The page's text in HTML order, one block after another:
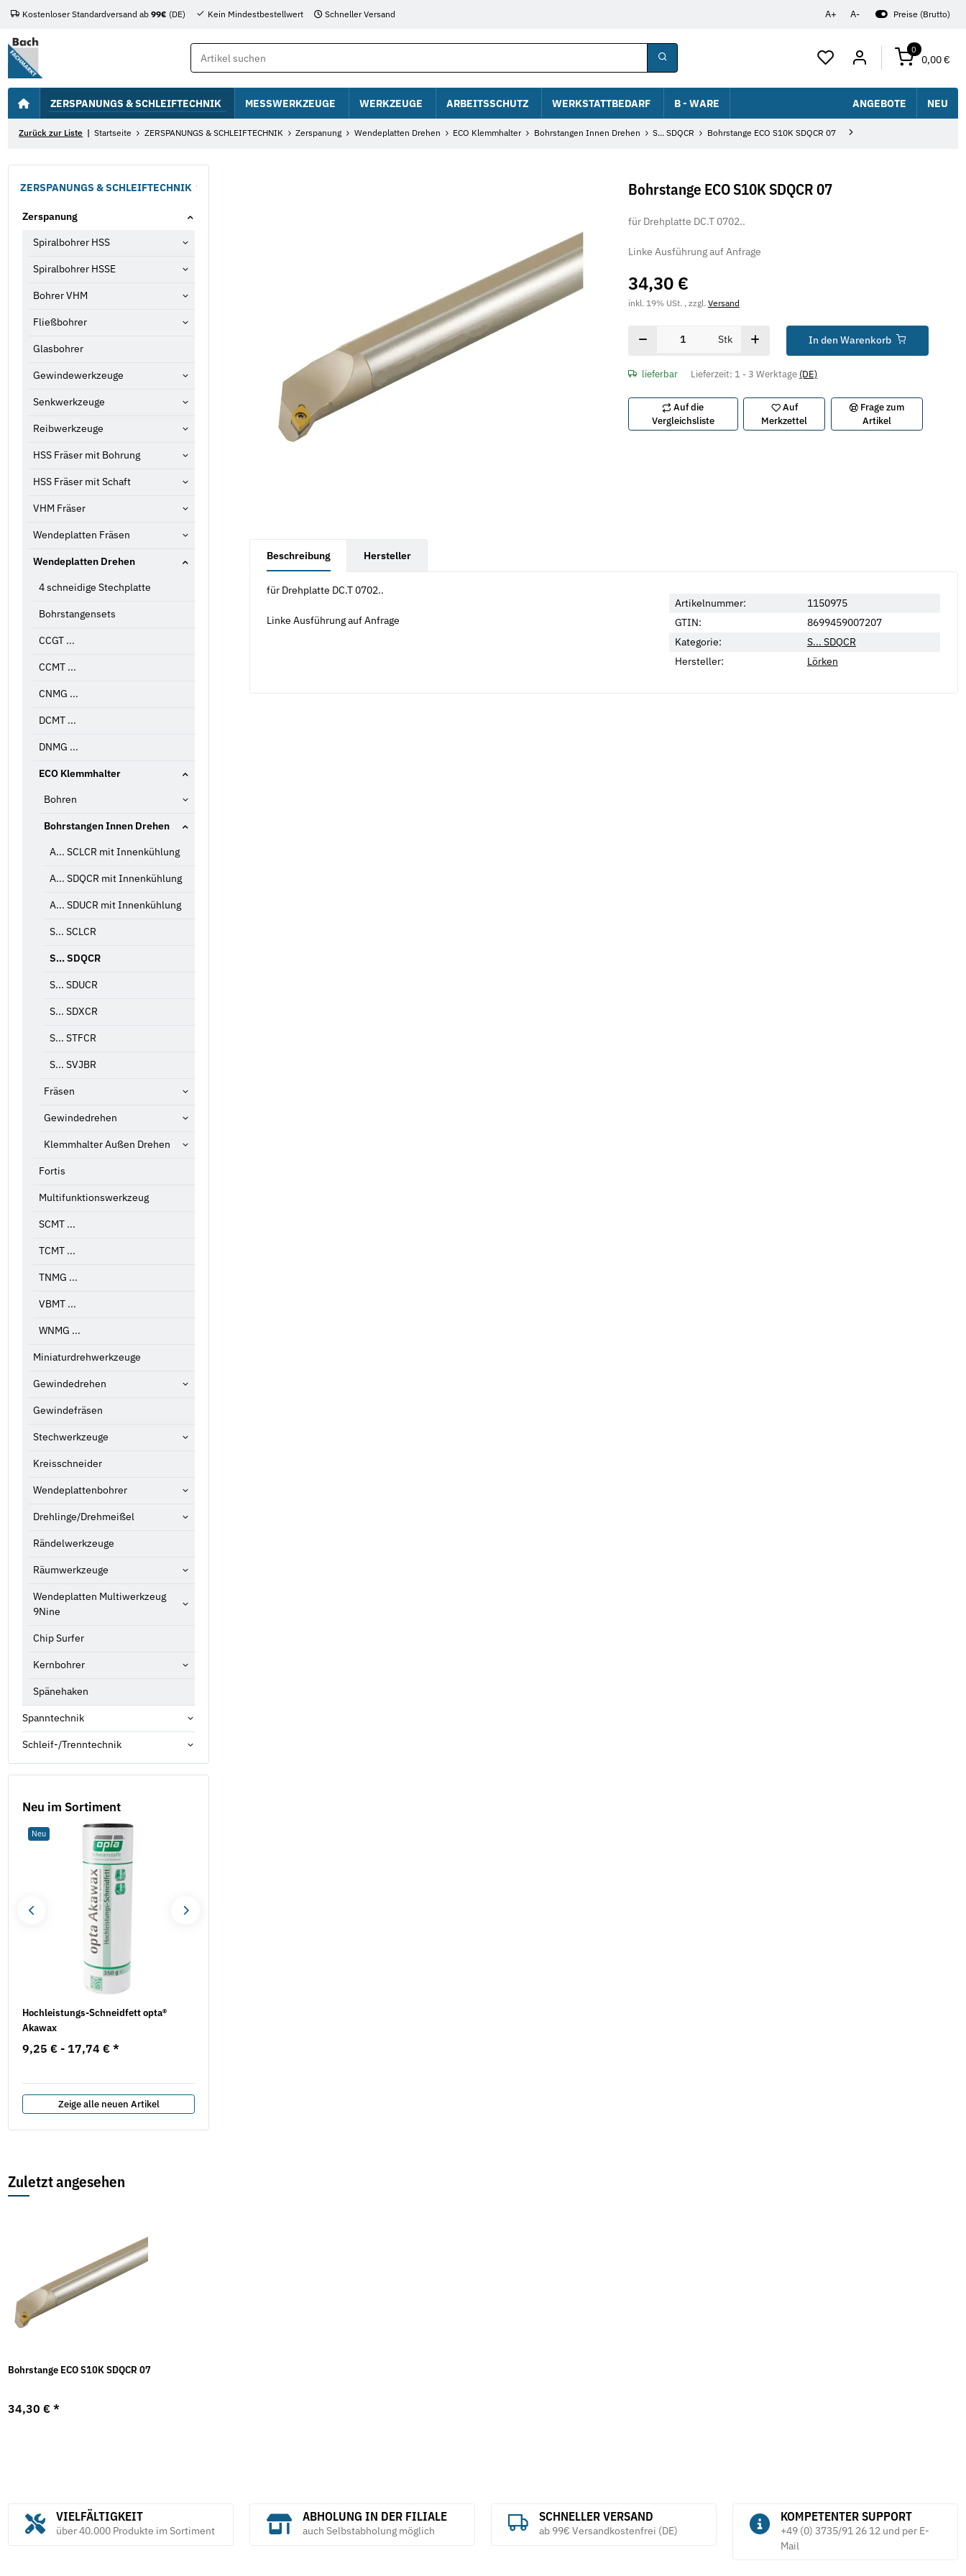
A+ A- Preise (Brutto)
Kostenloser Standardversand ab 99€ (DE) Kein Mindestbestellwert Schneller Versand
0
0,00 €
ZERSPANUNGS & SCHLEIFTECHNIK MESSWERKZEUGE WERKZEUGE ARBEITSSCHUTZ WERKSTATTBEDARF B - WARE ANGEBOTE NEU
Zurück zur Liste Startseite ZERSPANUNGS & SCHLEIFTECHNIK Zerspanung Wendeplatten Drehen ECO Klemmhalter Bohrstangen Innen Drehen S... SDQCR Bohrstange ECO S10K SDQCR 07
Bohrstange ECO S10K SDQCR 07
für Drehplatte DC.T 0702..
Linke Ausführung auf Anfrage
34,30 €
inkl. 19% USt. , zzgl.Versand
Stk In den Warenkorb
lieferbar Lieferzeit: 1 - 3 Werktage (DE)
Auf die
Vergleichsliste
Auf
Merkzettel
Frage zum
Artikel
Beschreibung Hersteller
für Drehplatte DC.T 0702..
Linke Ausführung auf Anfrage
Artikelnummer:
1150975
GTIN:
8699459007207
Kategorie:
S... SDQCR
Hersteller:
Lörken
ZERSPANUNGS & SCHLEIFTECHNIK
Zerspanung
Spiralbohrer HSS
Spiralbohrer HSSE
Bohrer VHM
Fließbohrer
Glasbohrer
Gewindewerkzeuge
Senkwerkzeuge
Reibwerkzeuge
HSS Fräser mit Bohrung
HSS Fräser mit Schaft
VHM Fräser
Wendeplatten Fräsen
Wendeplatten Drehen
4 schneidige Stechplatte
Bohrstangensets
CCGT ...
CCMT ...
CNMG ...
DCMT ...
DNMG ...
ECO Klemmhalter
Bohren
Bohrstangen Innen Drehen
A... SCLCR mit Innenkühlung
A... SDQCR mit Innenkühlung
A... SDUCR mit Innenkühlung
S... SCLCR
S... SDQCR
S... SDUCR
S... SDXCR
S... STFCR
S... SVJBR
Fräsen
Gewindedrehen
Klemmhalter Außen Drehen
Fortis
Multifunktionswerkzeug
SCMT ...
TCMT ...
TNMG ...
VBMT ...
WNMG ...
Miniaturdrehwerkzeuge
Gewindedrehen
Gewindefräsen
Stechwerkzeuge
Kreisschneider
Wendeplattenbohrer
Drehlinge/Drehmeißel
Rändelwerkzeuge
Räumwerkzeuge
Wendeplatten Multiwerkzeug
9Nine
Chip Surfer
Kernbohrer
Spänehaken
Spanntechnik
Schleif-/Trenntechnik
Neu im Sortiment
Neu
Hochleistungs-Schneidfett opta®
Akawax
9,25 € - 17,74 € *
Zeige alle neuen Artikel
Zuletzt angesehen
Bohrstange ECO S10K SDQCR 07
34,30 €*
VIELFÄLTIGKEIT
über 40.000 Produkte im Sortiment
ABHOLUNG IN DER FILIALE
auch Selbstabholung möglich
SCHNELLER VERSAND
ab 99€ Versandkostenfrei (DE)
KOMPETENTER SUPPORT
+49 (0) 3735/91 26 12 und per E-
Mail